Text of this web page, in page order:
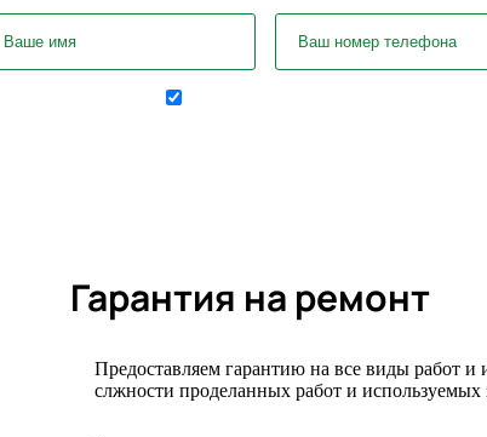
Гарантия на ремонт
Предоставляем гарантию на все виды работ и
слжности проделанных работ и используемых